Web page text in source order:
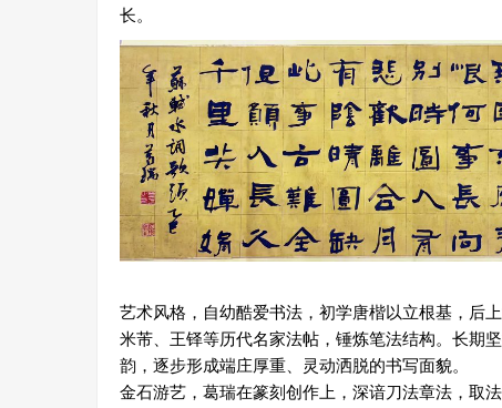
长。
艺术风格，自幼酷爱书法，初学唐楷以立根基，后
米芾、王铎等历代名家法帖，锤炼笔法结构。长期
韵，逐步形成端庄厚重、灵动洒脱的书写面貌。
金石游艺，葛瑞在篆刻创作上，深谙刀法章法，取